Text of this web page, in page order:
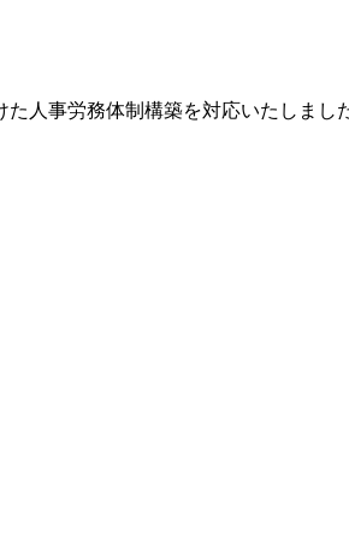
人事労務体制構築を対応いたしまし